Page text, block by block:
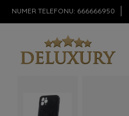
NUMER TELEFONU: 666666950